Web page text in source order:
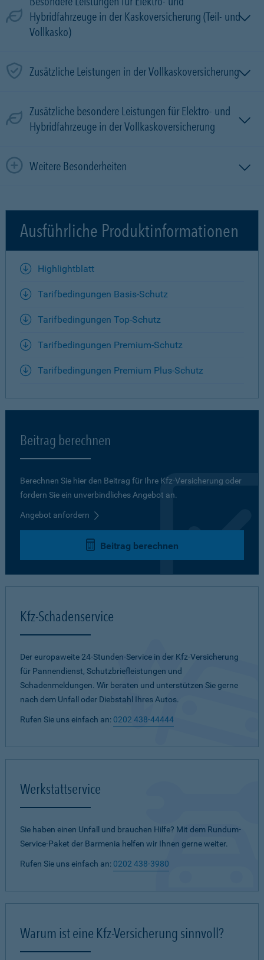
Hybridfahrzeuge in der Kaskoversicherung (Teil- und
Vollkasko)
Zusätzliche Leistungen in der Vollkaskoversicherung
Zusätzliche besondere Leistungen für Elektro- und
Hybridfahrzeuge in der Vollkaskoversicherung
Weitere Besonderheiten
Ausführliche Produktinformationen
Highlightblatt
Tarifbedingungen Basis-Schutz
Tarifbedingungen Top-Schutz
Tarifbedingungen Premium-Schutz
Tarifbedingungen Premium Plus-Schutz
Beitrag berechnen
Berechnen Sie hier den Beitrag für Ihre Kfz-Versicherung oder
fordern Sie ein unverbindliches Angebot an.
Angebot anfordern
Beitrag berechnen
Kfz-Schadenservice
Der europaweite 24-Stunden-Service in der Kfz-Versicherung
für Pannendienst, Schutzbriefleistungen und
Schadenmeldungen. Wir beraten und unterstützen Sie gerne
nach dem Unfall oder Diebstahl Ihres Autos.
Rufen Sie uns einfach an: 0202 438-44444
Werkstattservice
Sie haben einen Unfall und brauchen Hilfe? Mit dem Rundum-
Service-Paket der Barmenia helfen wir Ihnen gerne weiter.
Rufen Sie uns einfach an: 0202 438-3980
Warum ist eine Kfz-Versicherung sinnvoll?